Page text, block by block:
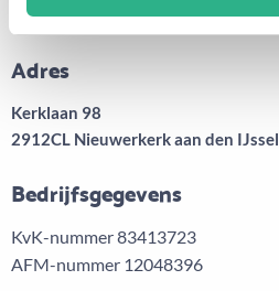
Adres
Kerklaan 98
2912CL Nieuwerkerk aan den IJssel
Bedrijfsgegevens
KvK-nummer 83413723
AFM-nummer 12048396